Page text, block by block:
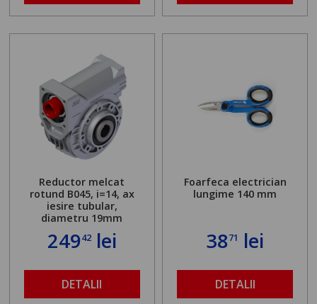
Reductor melcat
rotund B045, i=14, ax
iesire tubular,
diametru 19mm
24942lei
DETALII
Foarfeca electrician
lungime 140 mm
3871 lei
DETALII